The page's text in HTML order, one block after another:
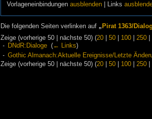
Vorlageneinbindungenausblenden | Links
Die folgenden Seiten verlinken auf „ Pirat 1363/
Zeige (vorherige 50 | nächste 50) (20| 50| 100| 250|
DNdR:Dialoge‎ (← Links)
Gothic Almanach:Aktuelle Ereignisse/Letzte
Zeige (vorherige 50 | nächste 50) (20| 50| 100| 250|